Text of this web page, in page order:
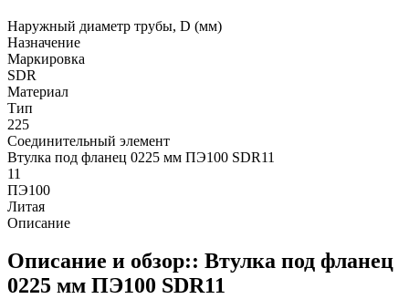
Наружный диаметр трубы, D (мм)
Назначение
Маркировка
SDR
Материал
Тип
225
Соединительный элемент
Втулка под фланец 0225 мм ПЭ100 SDR11
11
ПЭ100
Литая
Описание
Описание и обзор:: Втулка под фланец
0225 мм ПЭ100 SDR11